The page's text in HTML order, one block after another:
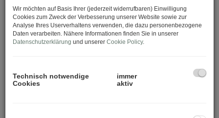
Wir möchten auf Basis Ihrer (jederzeit widerrufbaren) Einwilligung
Cookies zum Zweck der Verbesserung unserer Website sowie zur
Analyse Ihres Userverhaltens verwenden, die dazu personenbezogene
Daten verarbeiten. Nähere Informationen finden Sie in unserer
Datenschutzerklärung und unserer Cookie Policy.
Technisch notwendige
Cookies
immer
aktiv